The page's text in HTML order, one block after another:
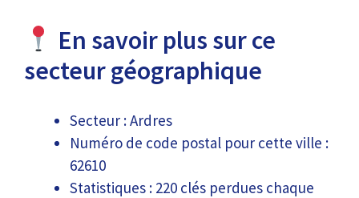
En savoir plus sur ce
secteur géographique
Secteur : Ardres
Numéro de code postal pour cette ville :
62610
Statistiques : 220 clés perdues chaque